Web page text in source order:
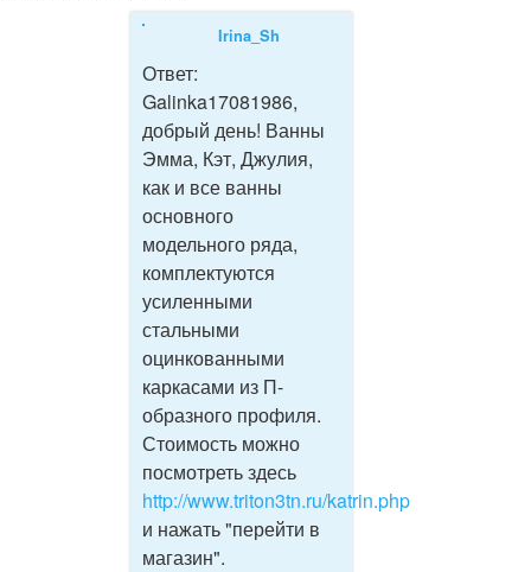
Irina_Sh
Ответ:
Galinka17081986,
добрый день! Ванны
Эмма, Кэт, Джулия,
как и все ванны
основного
модельного ряда,
комплектуются
усиленными
стальными
оцинкованными
каркасами из П-
образного профиля.
Стоимость можно
посмотреть здесь
http://www.triton3tn.ru/katrin.php
и нажать "перейти в
магазин".